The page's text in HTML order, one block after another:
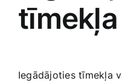
Iegādājoties tīmekļa